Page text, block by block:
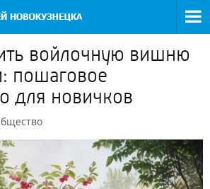
войлочную вишню
пошаговое
для новичков